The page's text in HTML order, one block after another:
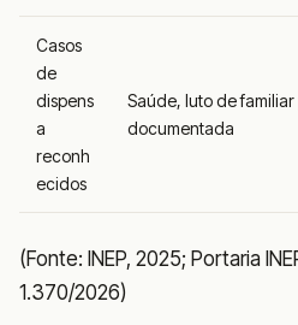
Casos
de
dispens
a
reconh
ecidos
Saúde, luto de
documentada
(Fonte: INEP, 2025; Portaria
1.370/2026)